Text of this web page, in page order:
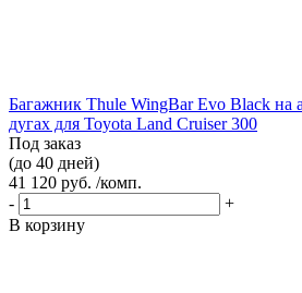
Багажник Thule WingBar Evo Black на
дугах для Toyota Land Cruiser 300
Под заказ
(до 40 дней)
41 120 руб. /комп.
-
+
В корзину